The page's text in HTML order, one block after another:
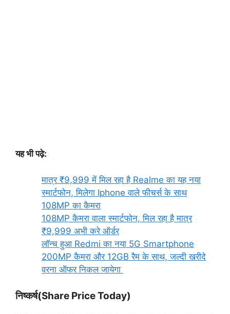
यह भी पढ़े:
मात्र ₹9,999 में मिल रहा है Realme का यह नया
स्मार्टफोन, मिलेगा Iphone वाले फीचर्स के साथ
108MP का कैमरा
108MP कैमरा वाला स्मार्टफोन, मिल रहा है मात्र
₹9,999 अभी करे ऑर्डर
लॉन्च हुआ Redmi का नया 5G Smartphone
200MP कैमरा और 12GB रैम के साथ, जल्दी खरीदे
वरना ऑफर निकल जायेगा
निष्कर्ष(Share Price Today)